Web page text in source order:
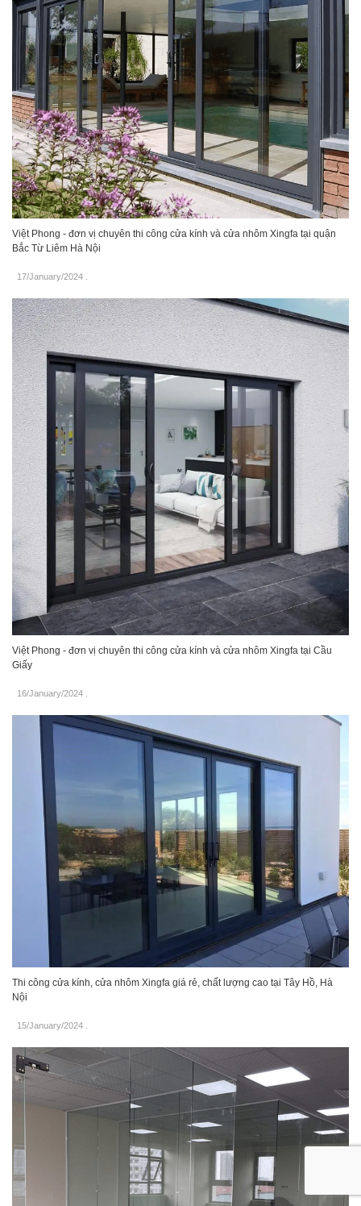
Việt Phong - đơn vị chuyên thi công cửa kính và cửa nhôm Xingfa tại quận
Bắc Từ Liêm Hà Nội
17/January/2024
Việt Phong - đơn vị chuyên thi công cửa kính và cửa nhôm Xingfa tại Cầu
Giấy
16/January/2024
Thi công cửa kính, cửa nhôm Xingfa giá rẻ, chất lượng cao tại Tây Hồ, Hà
Nội
15/January/2024